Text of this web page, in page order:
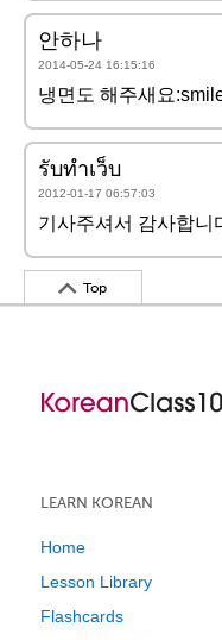
안하나
2014-05-24 16:15:16
냉면도 해주새요
รับทำเว็บ
2012-01-17 06:57:03
기사주셔서 감사합니
Top
LEARN KOREAN
Home
Lesson Library
Flashcards